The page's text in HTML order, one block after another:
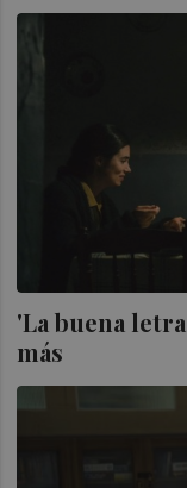
'La buena
más